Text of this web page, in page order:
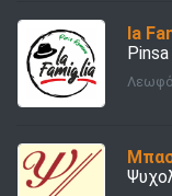
la